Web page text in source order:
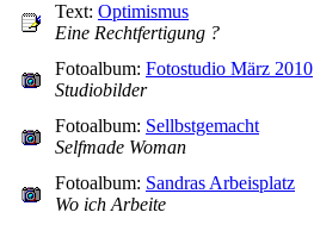
Text: Optimismus
Eine Rechtfertigung ?
Fotoalbum: Fotostudio März 2010
Studiobilder
Fotoalbum: Sellbstgemacht
Selfmade Woman
Fotoalbum: Sandras Arbeisplatz
Wo ich Arbeite